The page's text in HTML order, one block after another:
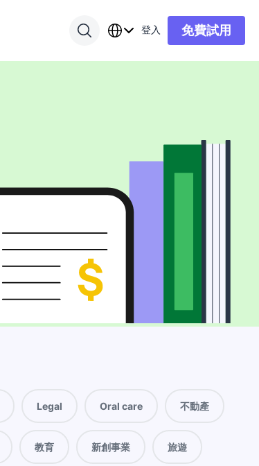
登入 免費試用
Legal Oral care 不動產
教育 新創事業 旅遊